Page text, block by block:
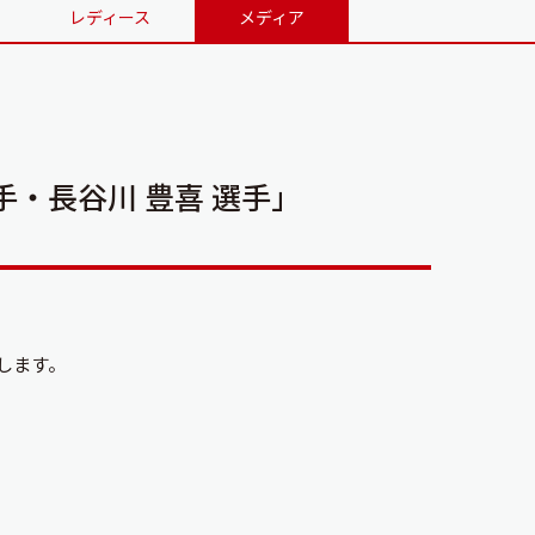
レディース メディア
長谷川 豊喜 選手」
す。